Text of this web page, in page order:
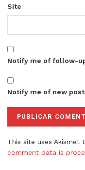
Site
Notify me of follow-
Notify me of new
This site uses Akismet
comment data is